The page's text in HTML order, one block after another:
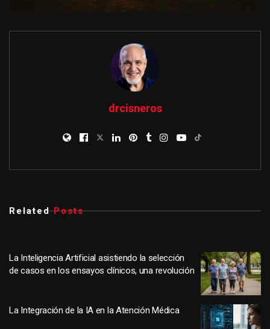
drcisneros
RelatedPosts
La Inteligencia Artificial asistiendo la selección
de casos en los ensayos clínicos, una revolución
La Integración de la IA en la Atención Médica